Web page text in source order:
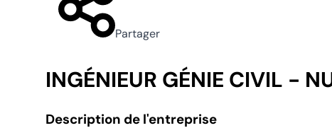
Partager
INGÉNIEUR GÉNIE CIVIL -
Description de l'entreprise